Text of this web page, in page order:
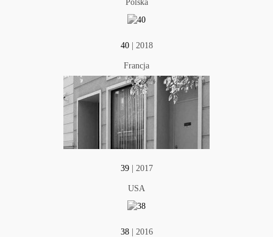
Polska
40| 2018
Francja
39| 2017
USA
38| 2016